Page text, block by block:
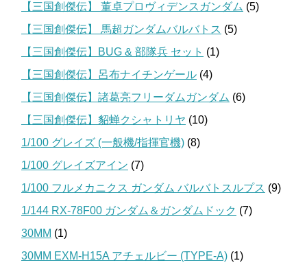
【三国創傑伝】 董卓プロヴィデンスガンダム (5)
【三国創傑伝】 馬超ガンダムバルバトス (5)
【三国創傑伝】BUG & 部隊兵 セット (1)
【三国創傑伝】呂布ナイチンゲール (4)
【三国創傑伝】諸葛亮フリーダムガンダム (6)
【三国創傑伝】貂蝉クシャトリヤ (10)
1/100 グレイズ (一般機/指揮官機) (8)
1/100 グレイズアイン (7)
1/100 フルメカニクス ガンダム バルバトスルプス (9)
1/144 RX-78F00 ガンダム＆ガンダムドック (7)
30MM (1)
30MM EXM-H15A アチェルビー (TYPE-A) (1)